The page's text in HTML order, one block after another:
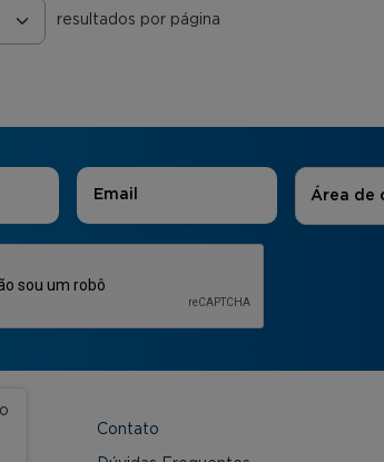
resultados por página
E-mail Áreas de
Área de
Contato